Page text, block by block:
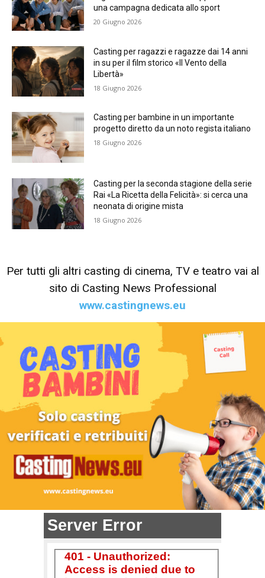
una campagna dedicata allo sport
20 Giugno 2026
Casting per ragazzi e ragazze dai 14 anni
in su per il film storico «Il Vento della
Libertà»
18 Giugno 2026
Casting per bambine in un importante
progetto diretto da un noto regista italiano
18 Giugno 2026
Casting per la seconda stagione della serie
Rai «La Ricetta della Felicità»: si cerca una
neonata di origine mista
18 Giugno 2026
Per tutti gli altri casting di cinema, TV e teatro vai al
sito di Casting News Professional
www.castingnews.eu